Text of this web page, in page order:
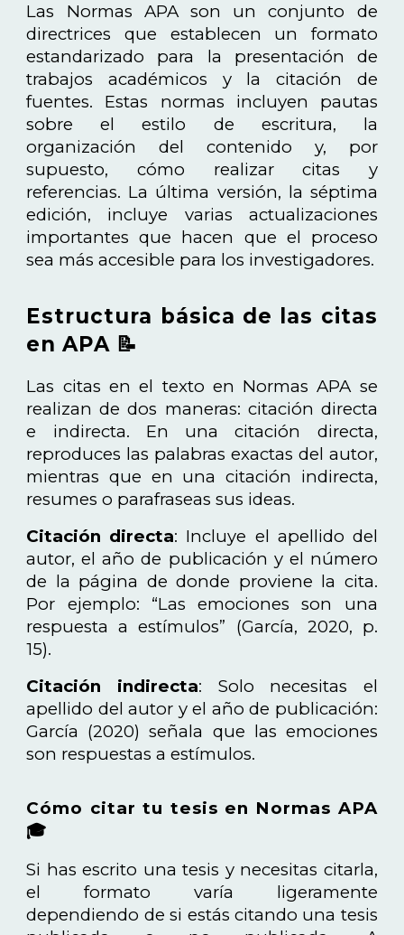
Las Normas APA son un conjunto de
directrices que establecen un formato
estandarizado para la presentación de
trabajos académicos y la citación de
fuentes. Estas normas incluyen pautas
sobre el estilo de escritura, la
organización del contenido y, por
supuesto, cómo realizar citas y
referencias. La última versión, la séptima
edición, incluye varias actualizaciones
importantes que hacen que el proceso
sea más accesible para los investigadores.
Estructura básica de las citas
en APA 📝
Las citas en el texto en Normas APA se
realizan de dos maneras: citación directa
e indirecta. En una citación directa,
reproduces las palabras exactas del autor,
mientras que en una citación indirecta,
resumes o parafraseas sus ideas.
Citación directa: Incluye el apellido del
autor, el año de publicación y el número
de la página de donde proviene la cita.
Por ejemplo: “Las emociones son una
respuesta a estímulos” (García, 2020, p.
15).
Citación indirecta: Solo necesitas el
apellido del autor y el año de publicación:
García (2020) señala que las emociones
son respuestas a estímulos.
Cómo citar tu tesis en Normas APA
🎓
Si has escrito una tesis y necesitas citarla,
el formato varía ligeramente
dependiendo de si estás citando una tesis